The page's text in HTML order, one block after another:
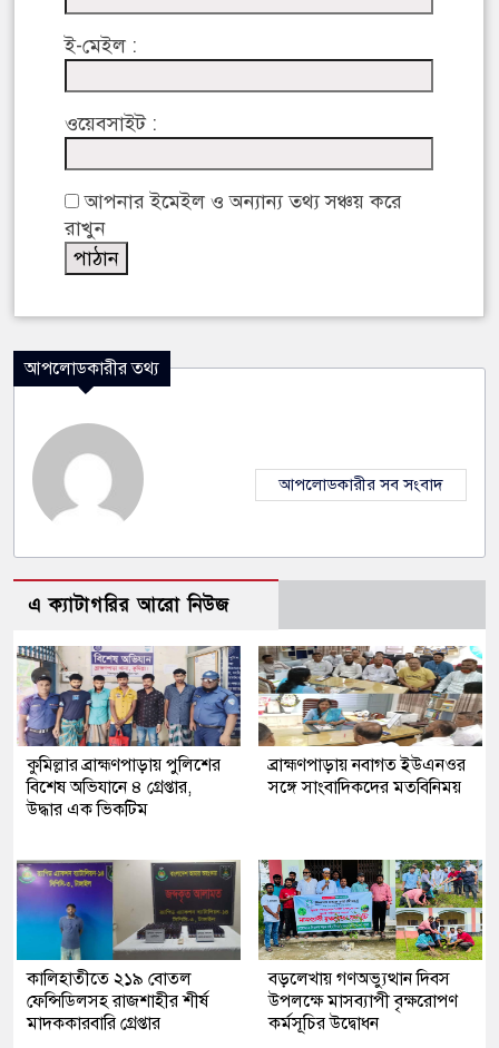
ই-মেইল :
ওয়েবসাইট :
আপনার ইমেইল ও অন্যান্য তথ্য সঞ্চয় করে
রাখুন
আপলোডকারীর তথ্য
আপলোডকারীর সব সংবাদ
এ ক্যাটাগরির আরো নিউজ
কুমিল্লার ব্রাহ্মণপাড়ায় পুলিশের
বিশেষ অভিযানে ৪ গ্রেপ্তার,
উদ্ধার এক ভিকটিম
ব্রাহ্মণপাড়ায় নবাগত ইউএনওর
সঙ্গে সাংবাদিকদের মতবিনিময়
কালিহাতীতে ২১৯ বোতল
ফেন্সিডিলসহ রাজশাহীর শীর্ষ
মাদককারবারি গ্রেপ্তার
বড়লেখায় গণঅভ্যুত্থান দিবস
উপলক্ষে মাসব্যাপী বৃক্ষরোপণ
কর্মসূচির উদ্বোধন